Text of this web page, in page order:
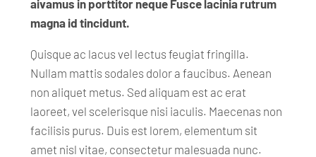
aivamus in porttitor neque Fusce lacinia rutrum
magna id tincidunt.
Quisque ac lacus vel lectus feugiat fringilla.
Nullam mattis sodales dolor a faucibus. Aenean
non aliquet metus. Sed aliquam est ac erat
laoreet, vel scelerisque nisi iaculis. Maecenas non
facilisis purus. Duis est lorem, elementum sit
amet nisl vitae, consectetur malesuada nunc.